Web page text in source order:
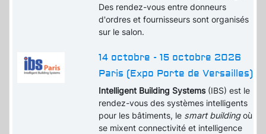
Des rendez-vous entre donneurs
d'ordres et fournisseurs sont organisés
sur le salon.
14 octobre - 15 octobre 2026
Paris (Expo Porte de Versailles)
Intelligent Building Systems(IBS) est le
rendez-vous des systèmes intelligents
pour les bâtiments, le smart buildingoù
se mixent connectivité et intelligence